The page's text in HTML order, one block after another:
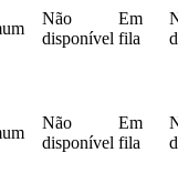
Não
disponível
Em
fila
Não
disponível
Em
fila